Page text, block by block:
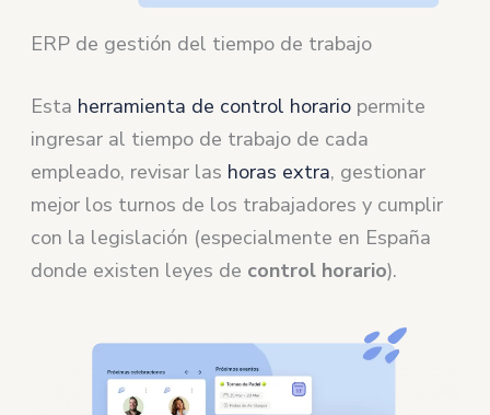
ERP de gestión del tiempo de trabajo
Esta herramienta de control horario permite
ingresar al tiempo de trabajo de cada
empleado, revisar las horas extra, gestionar
mejor los turnos de los trabajadores y cumplir
con la legislación (especialmente en España
donde existen leyes de control horario).